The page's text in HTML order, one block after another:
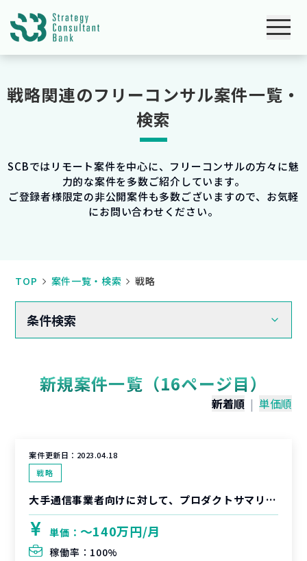
戦略関連のフリーコンサル案件一覧・
検索
SCBではリモート案件を中心に、フリーコンサルの方々に魅
力的な案件を多数ご紹介しています。
ご登録者様限定の非公開案件も多数ございますので、お気軽
にお問い合わせください。
TOP 案件一覧・検索 戦略
条件検索
新規案件一覧（16ページ目）
新着順 | 単価順
案件更新日： 2023.04.18
戦略
大手通信事業者向けに対して、プロダクトサマリー(product list)の作成および関係者への説明周知サポート支援
単価： 〜140万円/月
稼働率： 100%